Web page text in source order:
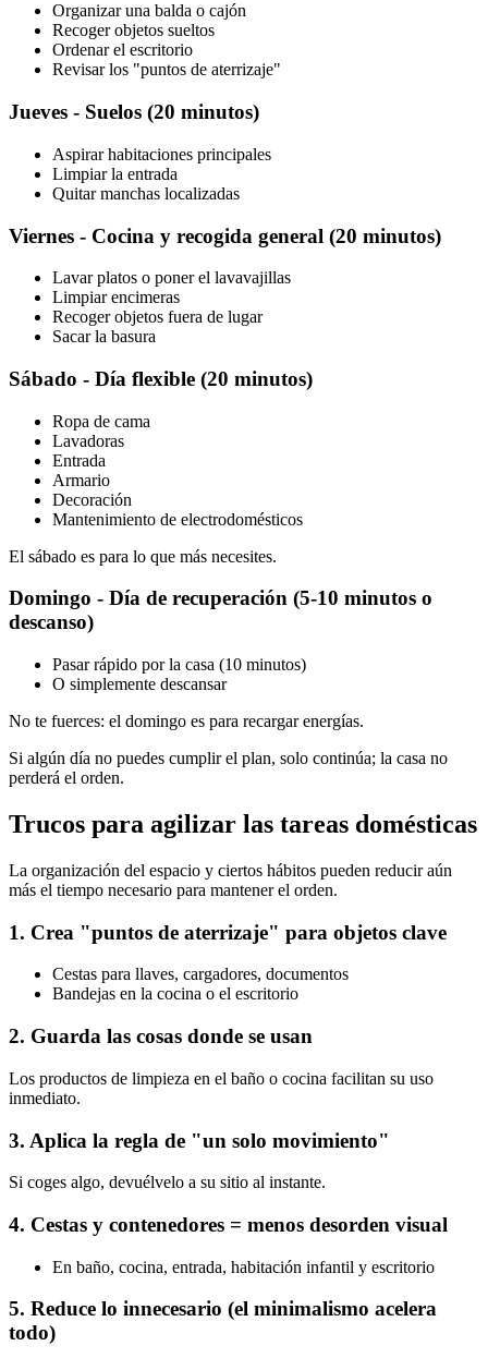
Organizar una balda o cajón
Recoger objetos sueltos
Ordenar el escritorio
Revisar los "puntos de aterrizaje"
Jueves - Suelos (20 minutos)
Aspirar habitaciones principales
Limpiar la entrada
Quitar manchas localizadas
Viernes - Cocina y recogida general (20 minutos)
Lavar platos o poner el lavavajillas
Limpiar encimeras
Recoger objetos fuera de lugar
Sacar la basura
Sábado - Día flexible (20 minutos)
Ropa de cama
Lavadoras
Entrada
Armario
Decoración
Mantenimiento de electrodomésticos
El sábado es para lo que más necesites.
Domingo - Día de recuperación (5-10 minutos o
descanso)
Pasar rápido por la casa (10 minutos)
O simplemente descansar
No te fuerces: el domingo es para recargar energías.
Si algún día no puedes cumplir el plan, solo continúa; la casa no
perderá el orden.
Trucos para agilizar las tareas domésticas
La organización del espacio y ciertos hábitos pueden reducir aún
más el tiempo necesario para mantener el orden.
1. Crea "puntos de aterrizaje" para objetos clave
Cestas para llaves, cargadores, documentos
Bandejas en la cocina o el escritorio
2. Guarda las cosas donde se usan
Los productos de limpieza en el baño o cocina facilitan su uso
inmediato.
3. Aplica la regla de "un solo movimiento"
Si coges algo, devuélvelo a su sitio al instante.
4. Cestas y contenedores = menos desorden visual
En baño, cocina, entrada, habitación infantil y escritorio
5. Reduce lo innecesario (el minimalismo acelera
todo)